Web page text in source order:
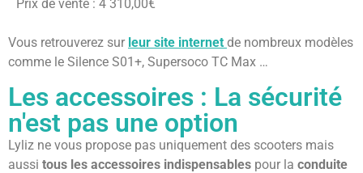
Prix de vente : 4 310,00€
Vous retrouverez sur leur site internet de nombreux modèles
comme le Silence S01+, Supersoco TC Max …
Les accessoires : La sécurité
n'est pas une option
Lyliz ne vous propose pas uniquement des scooters mais
aussi tous les accessoires indispensables pour la conduite